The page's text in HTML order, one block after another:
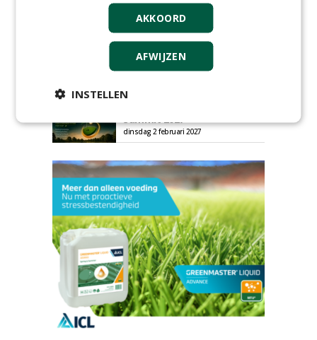
HAS start nieuwe opleiding
Hoofdgreenkeeper
donderdag 24 september 2026
Save the Date: Green Gala op
woensdag 2 december
Summit 2027
dinsdag 2 februari 2027
AKKOORD
AFWIJZEN
INSTELLEN